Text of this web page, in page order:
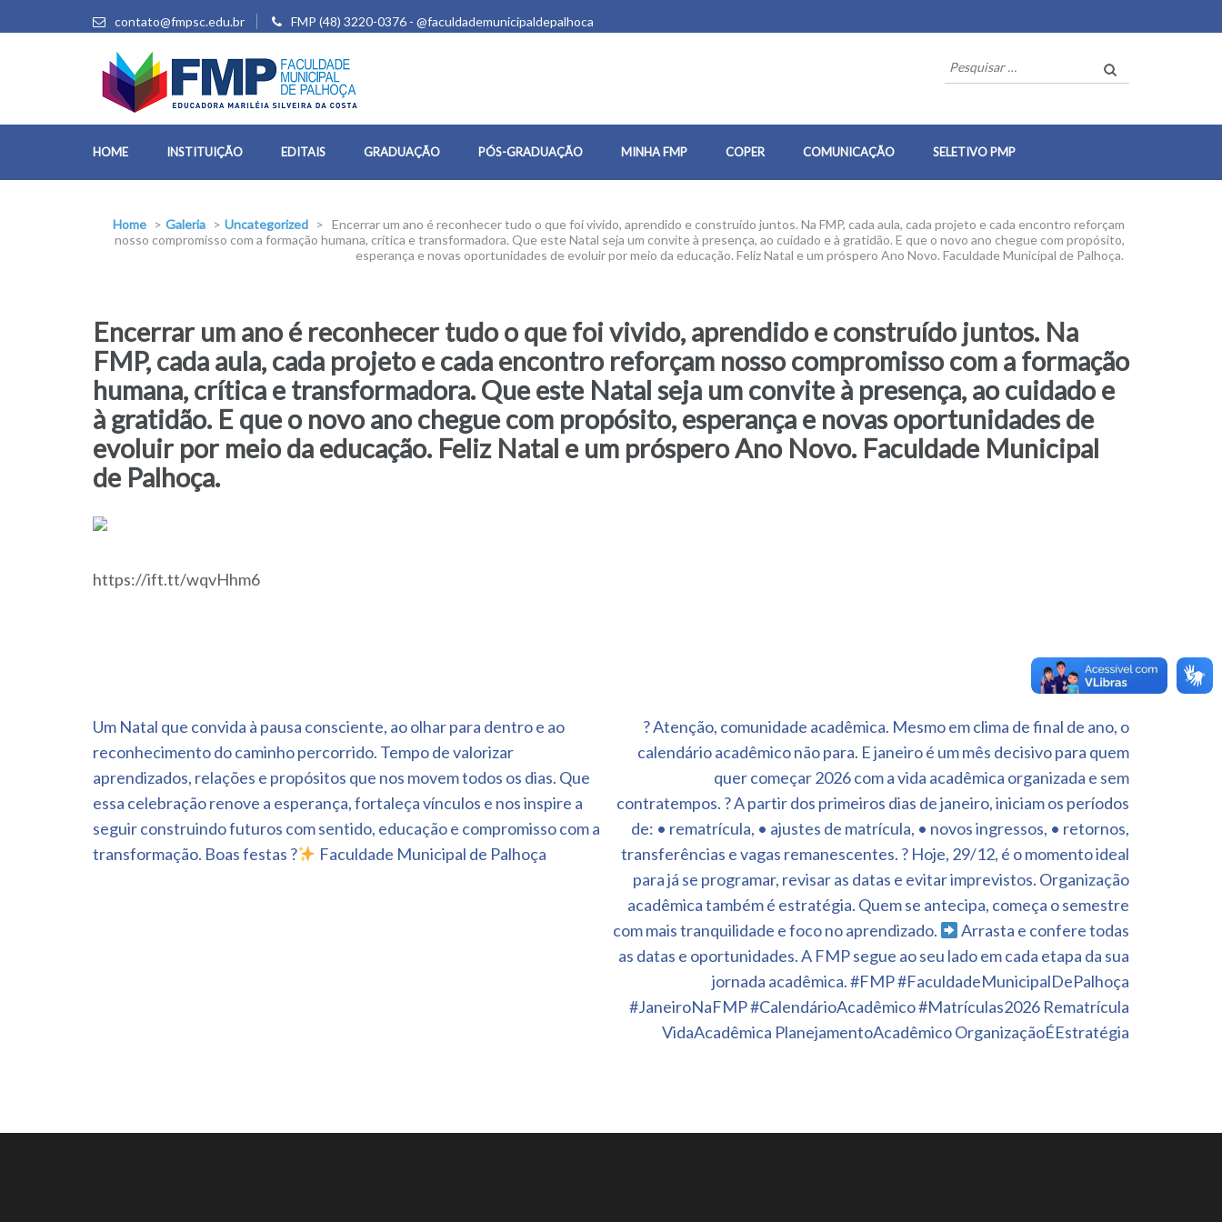
contato@fmpsc.edu.br FMP (48) 3220-0376 - @faculdademunicipaldepalhoca
Pesquisar
por:
HOME INSTITUIÇÃO EDITAIS GRADUAÇÃO PÓS-GRADUAÇÃO MINHA FMP COPER COMUNICAÇÃO SELETIVO PMP
Home > Galeria > Uncategorized > Encerrar um ano é reconhecer tudo o que foi vivido, aprendido e construído juntos. Na FMP, cada aula, cada projeto e cada encontro reforçam
nosso compromisso com a formação humana, crítica e transformadora. Que este Natal seja um convite à presença, ao cuidado e à gratidão. E que o novo ano chegue com propósito,
esperança e novas oportunidades de evoluir por meio da educação. Feliz Natal e um próspero Ano Novo. Faculdade Municipal de Palhoça.
Encerrar um ano é reconhecer tudo o que foi vivido, aprendido e construído juntos. Na
FMP, cada aula, cada projeto e cada encontro reforçam nosso compromisso com a formação
humana, crítica e transformadora. Que este Natal seja um convite à presença, ao cuidado e
à gratidão. E que o novo ano chegue com propósito, esperança e novas oportunidades de
evoluir por meio da educação. Feliz Natal e um próspero Ano Novo. Faculdade Municipal
de Palhoça.
https://ift.tt/wqvHhm6
Navegação
de
Post
Um Natal que convida à pausa consciente, ao olhar para dentro e ao
reconhecimento do caminho percorrido. Tempo de valorizar
aprendizados, relações e propósitos que nos movem todos os dias. Que
essa celebração renove a esperança, fortaleça vínculos e nos inspire a
seguir construindo futuros com sentido, educação e compromisso com a
transformação. Boas festas ?
Faculdade Municipal de Palhoça
? Atenção, comunidade acadêmica. Mesmo em clima de final de ano, o
calendário acadêmico não para. E janeiro é um mês decisivo para quem
quer começar 2026 com a vida acadêmica organizada e sem
contratempos. ? A partir dos primeiros dias de janeiro, iniciam os períodos
de: • rematrícula, • ajustes de matrícula, • novos ingressos, • retornos,
transferências e vagas remanescentes. ? Hoje, 29/12, é o momento ideal
para já se programar, revisar as datas e evitar imprevistos. Organização
acadêmica também é estratégia. Quem se antecipa, começa o semestre
com mais tranquilidade e foco no aprendizado.
Arrasta e confere todas
as datas e oportunidades. A FMP segue ao seu lado em cada etapa da sua
jornada acadêmica. #FMP #FaculdadeMunicipalDePalhoça
#JaneiroNaFMP #CalendárioAcadêmico #Matrículas2026 Rematrícula
VidaAcadêmica PlanejamentoAcadêmico OrganizaçãoÉEstratégia